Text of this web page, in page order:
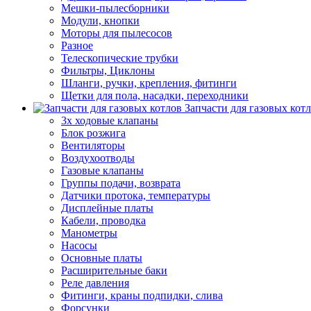
Мешки-пылесборники
Модули, кнопки
Моторы для пылесосов
Разное
Телескопические трубки
Фильтры, Циклоны
Шланги, ручки, крепления, фитинги
Щетки для пола, насадки, переходники
Запчасти для газовых
3х ходовые клапаны
Блок розжига
Вентиляторы
Воздухоотводы
Газовые клапаны
Группы подачи, возврата
Датчики протока, температуры
Дисплейные платы
Кабели, проводка
Манометры
Насосы
Основные платы
Расширительные баки
Реле давления
Фитинги, краны подпидки, слива
Форсунки